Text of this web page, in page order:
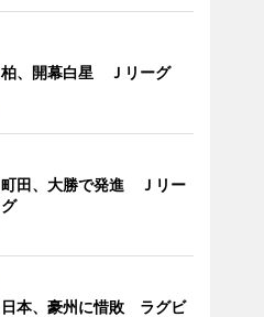
柏、開幕白星 Ｊリーグ
町田、大勝で発進 Ｊリー
グ
日本、豪州に惜敗 ラグビ